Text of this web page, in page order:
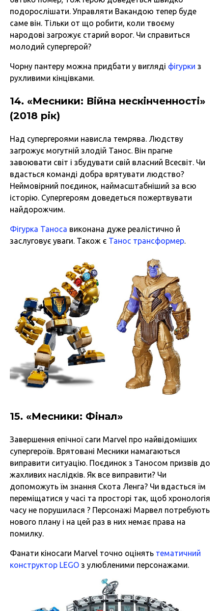
подорослішати. Управляти Вакандою тепер буде
саме він. Тільки от що робити, коли твоєму
народові загрожує старий ворог. Чи справиться
молодий супергерой?
Чорну пантеру можна придбати у вигляді фігурки з
рухливими кінцівками.
14. «Месники: Війна нескінченності»
(2018 рік)
Над супергероями нависла темрява. Людству
загрожує могутній злодій Танос. Він прагне
завоювати світ і збудувати свій власний Всесвіт. Чи
вдасться команді добра врятувати людство?
Неймовірний поєдинок, наймасштабніший за всю
історію. Супергероям доведеться пожертвувати
найдорожчим.
Фігурка Таноса виконана дуже реалістично й
заслуговує уваги. Також є Танос трансформер
15. «Месники: Фінал»
Завершення епічної саги Marvel про найвідоміших
супергероїв. Врятовані Месники намагаються
виправити ситуацію. Поєдинок з Таносом призвів до
жахливих наслідків. Як все виправити? Чи
допоможуть їм знання Скота Ленга? Чи вдасться їм
переміщатися у часі та просторі так, щоб хронологія
часу не порушилася ? Персонажі Марвел потребують
нового плану і на цей раз в них немає права на
помилку.
Фанати кіносаги Marvel точно оцінять тематичний
конструктор LEGO з улюбленими персонажами.